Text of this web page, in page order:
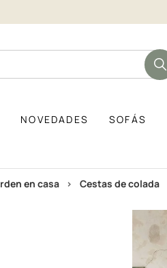
NOVEDADES SOFÁS
orden en casa cestas de colada